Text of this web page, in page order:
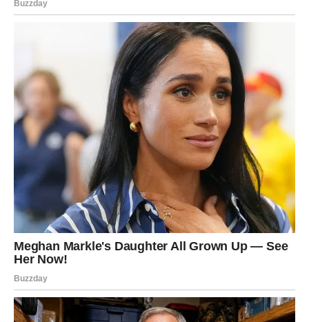
2. Ravnomjerno Izlijevanje Smjese
Kada ste pripremili kremastu smjesu, pažljivo je izlijte
preko pripremljene podloge od mljevenog keksa.